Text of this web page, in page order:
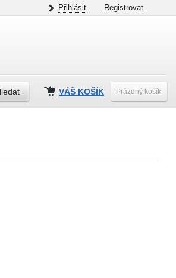
Přihlásit Registrovat
VÁŠ KOŠÍK Prázdný košík